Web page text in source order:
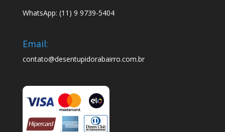
WhatsApp: (11) 9 9739-5404
Email:
contato@desentupidorabairro.com.br